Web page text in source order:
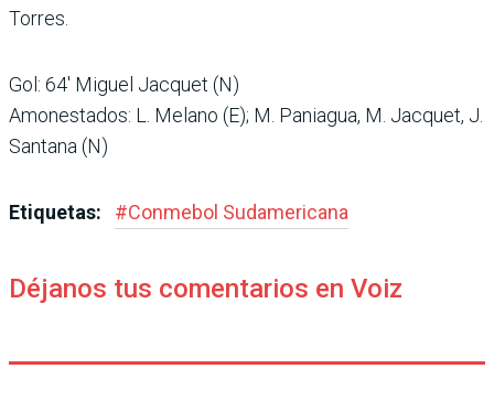
Torres.
Gol: 64′ Miguel Jacquet (N)
Amonestados: L. Melano (E); M. Paniagua, M. Jacquet, J.
Santana (N)
Etiquetas: #Conmebol Sudamericana
Déjanos tus comentarios en Voiz